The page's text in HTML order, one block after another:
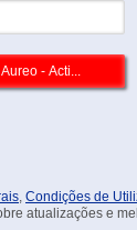
, Condições de
atualizações e